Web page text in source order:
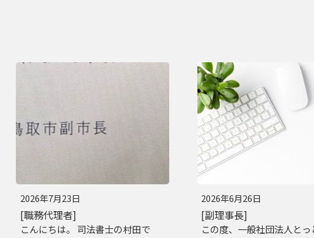
2026年7月23日
[職務代理者]
こんにちは。 司法書士の村田で
2026年6月26日
[副理事長]
この度、一般社団法人とっ